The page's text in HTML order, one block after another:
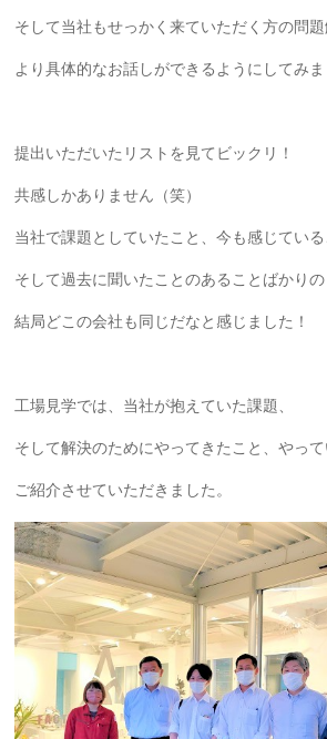
そして当社もせっかく来ていただく方の問
より具体的なお話しができるようにしてみま
提出いただいたリストを見てビックリ！
共感しかありません（笑）
当社で課題としていたこと、今も感じている
そして過去に聞いたことのあることばかり
結局どこの会社も同じだなと感じました！
工場見学では、当社が抱えていた課題、
そして解決のためにやってきたこと、やっ
ご紹介させていただきました。